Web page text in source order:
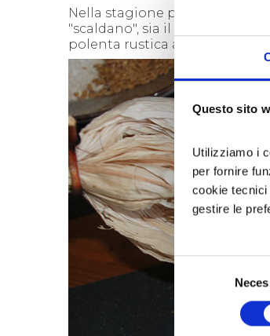
Questo sito
Utilizziamo i
per fornire
cookie
gestire le
Selezione
Nella stagione più fredda, le
"scaldano", sia il corpo che il
polenta rustica a cui è difficile